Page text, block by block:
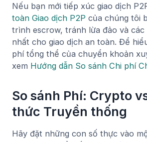
Nếu bạn mới tiếp xúc giao dịch
toàn Giao dịch P2P của chúng tôi
trình escrow, tránh lừa đảo và
nhất cho giao dịch an toàn. Để
phí tổng thể của chuyển khoản
xem Hướng dẫn So sánh Chi phí
So sánh Phí: Crypto
thức Truyền thống
Hãy đặt những con số thực vào